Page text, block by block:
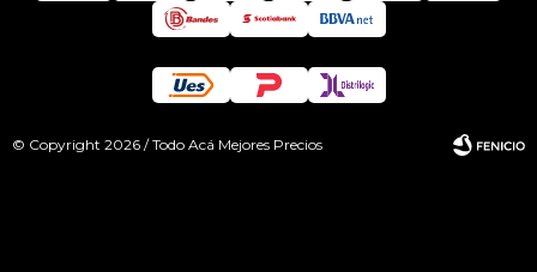
© Copyright 2026 / Todo Acá Mejores Precios